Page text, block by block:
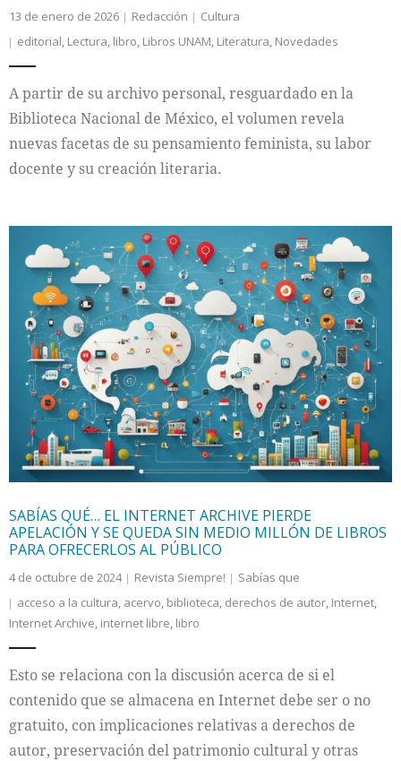
13 de enero de 2026 Redacción
Cultura
editorial, Lectura, libro, Libros UNAM, Literatura, Novedades
A partir de su archivo personal, resguardado en la
Biblioteca Nacional de México, el volumen revela
nuevas facetas de su pensamiento feminista, su labor
docente y su creación literaria.
SABÍAS QUÉ… EL INTERNET ARCHIVE PIERDE
APELACIÓN Y SE QUEDA SIN MEDIO MILLÓN DE LIBROS
PARA OFRECERLOS AL PÚBLICO
4 de octubre de 2024 Revista Siempre!
Sabías que
acceso a la cultura acervo biblioteca derechos de autor Internet
Internet Archive internet libre libro
Esto se relaciona con la discusión acerca de si el
contenido que se almacena en Internet debe ser o no
gratuito, con implicaciones relativas a derechos de
autor, preservación del patrimonio cultural y otras